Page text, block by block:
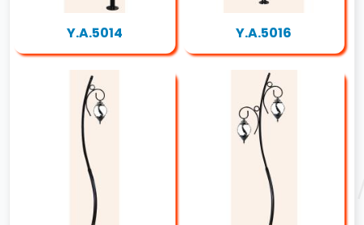
Y.A.5014 Y.A.5016